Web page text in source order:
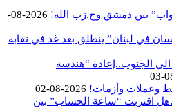
بين دمشق وح.زب الله!
2026-08-
في لبنان” ينطلق بعد غد في نقابة
الى الجنوب..إعادة “هندسة
وعملات وأزمات! 2026-08-02
اقتربت “ساعة الحساب” بين